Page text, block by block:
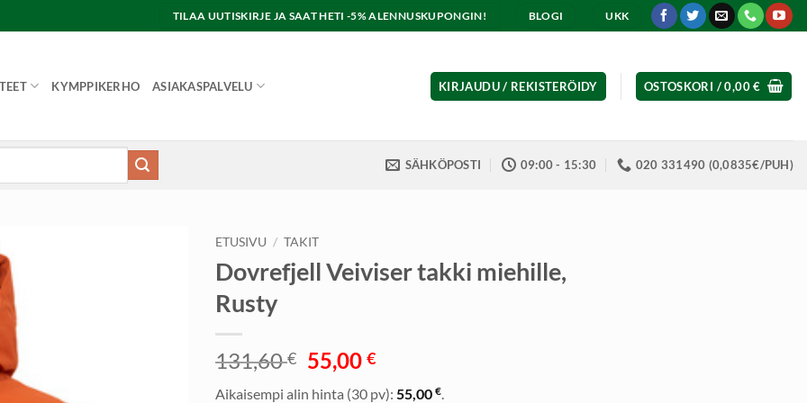
TILAA UUTISKIRJE JA SAAT HETI -5% ALENNUSKUPONGIN! BLOGI UKK
KYMPPIKERHO ASIAKASPALVELU KIRJAUDU / REKISTERÖIDY OSTOSKORI /0,00€
SÄHKÖPOSTI 09:00 - 15:30 020 331490 (0,0835€/PUH)
ETUSIVU / TAKIT
Dovrefjell Veiviser takki miehille,
Rusty
131,60€
Alkuperäinen
hinta
55,00€Nykyinen
Aikaisempi alin hinta (30 pv): 55,00 €